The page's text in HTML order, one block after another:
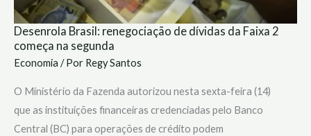
Desenrola Brasil: renegociação de dívidas da Faixa 2
começa na segunda
Economia / Por Regy Santos
O Ministério da Fazenda autorizou nesta sexta-feira (14)
que as instituições financeiras credenciadas pelo Banco
Central (BC) para operações de crédito podem